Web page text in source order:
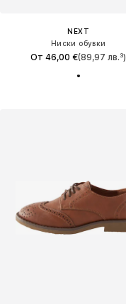
NEXT
Ниски обувки
От 46,00 €(89,97 лв.³)